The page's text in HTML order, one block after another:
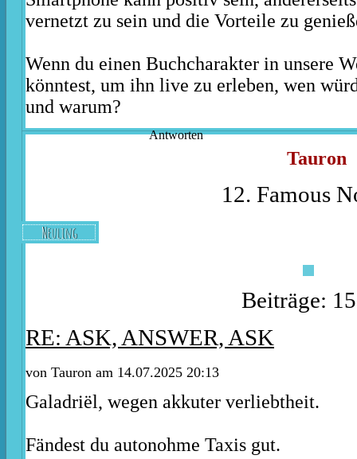
vernetzt zu sein und die Vorteile zu
Wenn du einen Buchcharakter in unsere
könntest, um ihn live zu erleben, wen
und warum?
Antworten
Tauron
12. Famous
Neuling
Beiträge:
RE: ASK, ANSWER, ASK
von Tauron am 14.07.2025 20:13
Galadriël, wegen akkuter verliebtheit.
Fändest du autonohme Taxis gut.